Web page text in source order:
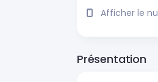
Afficher le
Présentation